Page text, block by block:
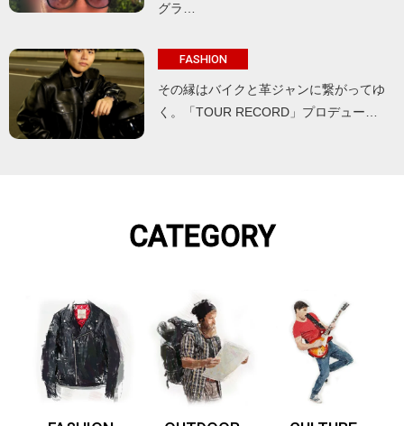
グラ…
FASHION
その縁はバイクと革ジャンに繋がってゆ
く。「TOUR RECORD」プロデュー…
CATEGORY